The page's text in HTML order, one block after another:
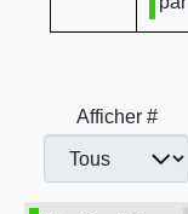
Afficher #